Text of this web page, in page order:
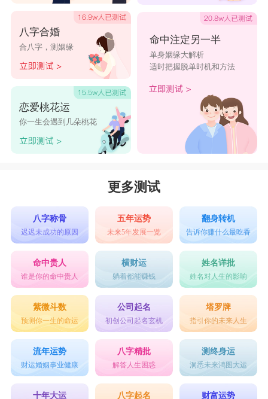
八字合婚
合八字，测姻缘
恋爱桃花运
你一生会遇到几朵桃花
命中注定另一半
单身姻缘大解析
适时把握脱单时机和方法
更多测试
八字称骨
迟迟未成功的原因
五年运势
未来5年发展一览
翻身转机
告诉你赚什么最吃香
命中贵人
谁是你的命中贵人
横财运
躺着都能赚钱
姓名详批
姓名对人生的影响
紫微斗数
预测你一生的命运
公司起名
初创公司起名玄机
塔罗牌
指引你的未来人生
流年运势
财运婚姻事业健康
八字精批
解答人生困惑
测终身运
洞悉未来鸿图大运
十年大运 八字起名 财富运势